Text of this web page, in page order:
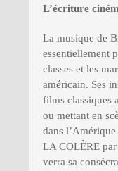
L’écriture
La musique de
essentiellement
classes et les
américain. Ses
films classiques
ou mettant en
dans
LA COLÈRE
verra sa